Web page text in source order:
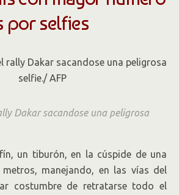
por selfies
Dakar sacandose una peligrosa
un tiburón, en la cúspide de una
manejando, en las vías del
costumbre de retratarse todo el